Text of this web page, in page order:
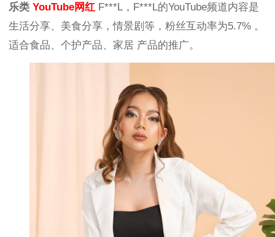
乐类 YouTube网红 F***L，F***L的YouTube频道内容是
生活分享、美食分享，情景剧等，粉丝互动率为5.7% 。
适合食品、个护产品、家居 产品的推广。